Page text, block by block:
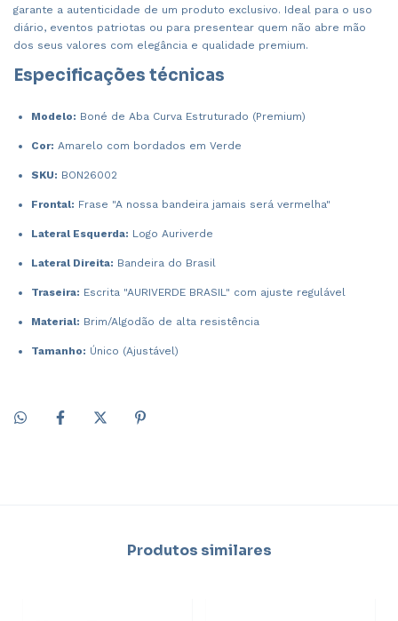
garante a autenticidade de um produto exclusivo. Ideal para o uso
diário, eventos patriotas ou para presentear quem não abre mão
dos seus valores com elegância e qualidade premium.
Especificações técnicas
Modelo: Boné de Aba Curva Estruturado (Premium)
Cor: Amarelo com bordados em Verde
SKU: BON26002
Frontal: Frase "A nossa bandeira jamais será vermelha"
Lateral Esquerda: Logo Auriverde
Lateral Direita: Bandeira do Brasil
Traseira: Escrita "AURIVERDE BRASIL" com ajuste regulável
Material: Brim/Algodão de alta resistência
Tamanho: Único (Ajustável)
Produtos similares